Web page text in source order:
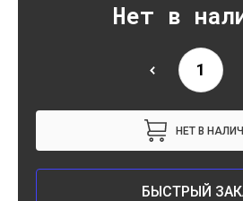
Нет в
НЕТ В
БЫСТРЫЙ